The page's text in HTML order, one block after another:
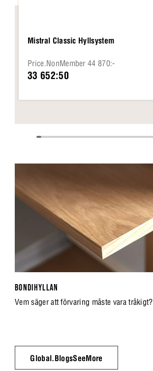
Mistral Classic Hyllsystem
Price.NonMember 44 870:-
33 652:50
BONDIHYLLAN
Vem säger att förvaring måste vara tråkigt?
Global.BlogsSeeMore